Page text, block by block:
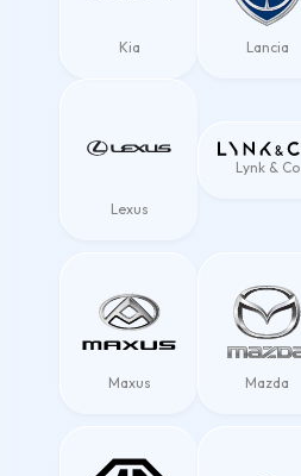
Kia Lancia
Lexus
Lynk & Co
Maxus Mazda